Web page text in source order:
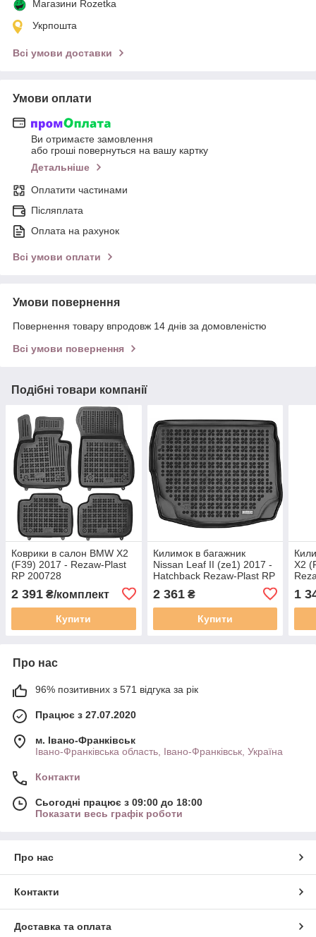
Магазини Rozetka
Укрпошта
Всі умови доставки
Умови оплати
Ви отримаєте замовлення
або гроші повернуться на вашу картку
Детальніше
Оплатити частинами
Післяплата
Оплата на рахунок
Всі умови оплати
Умови повернення
Повернення товару впродовж 14 днів за домовленістю
Всі умови повернення
Подібні товари компанії
Коврики в салон BMW X2
(F39) 2017 - Rezaw-Plast
RP 200728
2 391 ₴/комплект
Купити
Килимок в багажник
Nissan Leaf II (ze1) 2017 -
Hatchback Rezaw-Plast RP
2 361₴
Купити
X2
1
Про нас
96% позитивних з 571 відгука за рік
Працює з 27.07.2020
м. Івано-Франківськ
Івано-Франківська область, Івано-Франківськ, Україна
Контакти
Сьогодні працює з 09:00 до 18:00
Показати весь графік роботи
Про нас
Контакти
Доставка та оплата